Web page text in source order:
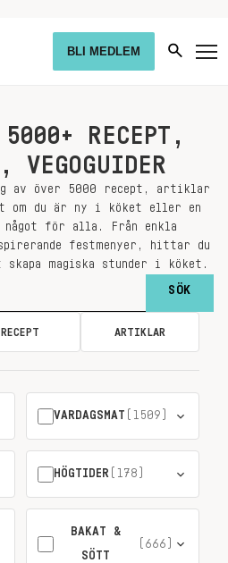
BLI MEDLEM
5000+ RECEPT,
VEGOGUIDER
av över 5000 recept, artiklar
om du är ny i köket eller en
något för alla. Från enkla
festmenyer, hittar du
magiska stunder i köket.
RECEPT ARTIKLAR
VARDAGSMAT (1509)
HÖGTIDER (178)
BAKAT &
SÖTT
(666)